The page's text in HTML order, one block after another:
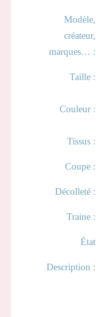
Modèle,
créateur,
marques… :
Taille :
Couleur :
Tissus :
Coupe :
Décolleté :
Traine :
État
Description :